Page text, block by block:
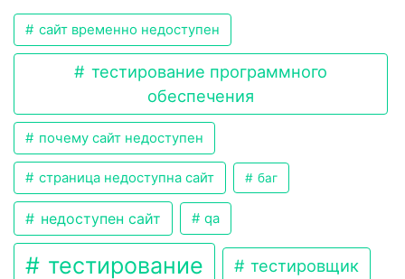
сайт временно недоступен
тестирование программного
обеспечения
почему сайт недоступен
страница недоступна сайт баг
недоступен сайт qa
тестирование тестировщик